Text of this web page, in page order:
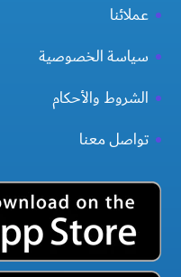
عملائنا
سياسة الخصوصية
الشروط والأحكام
تواصل معنا